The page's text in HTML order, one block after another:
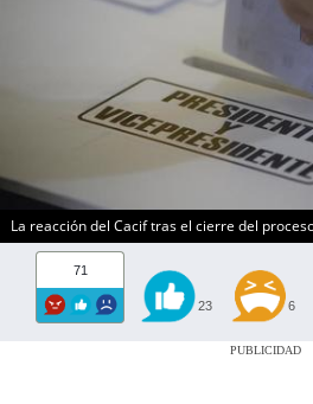
La reacción del Cacif tras el cierre del
71
23 6
PUBLICIDAD